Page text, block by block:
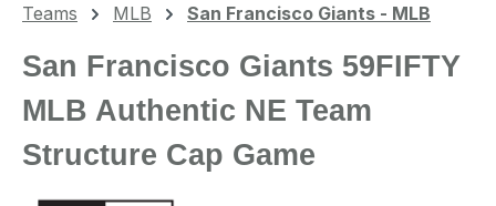
Teams MLB San Francisco Giants - MLB
San Francisco Giants 59FIFTY
MLB Authentic NE Team
Structure Cap Game